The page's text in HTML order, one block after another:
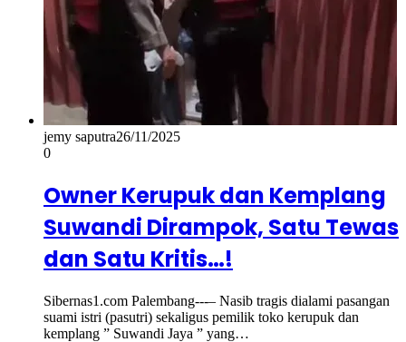
jemy saputra26/11/2025
0
Owner Kerupuk dan Kemplang
Suwandi Dirampok, Satu Tewas
dan Satu Kritis…!
Sibernas1.com Palembang-‐‐– Nasib tragis dialami pasangan
suami istri (pasutri) sekaligus pemilik toko kerupuk dan
kemplang ” Suwandi Jaya ” yang…